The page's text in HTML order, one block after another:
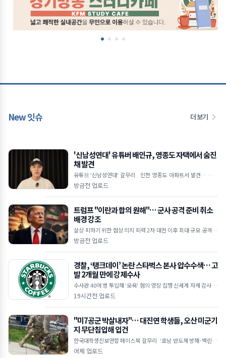
New 잇슈 더 보기
'신남성연대' 유튜버 배인규, 영종도 자택에서 숨진
채 발견
유튜브 '신남성연대' 갈무리 인천 영종도 아파트서 발견… 타살
혐의점 없어 반페미니즘·정치 현안 집회 주도했던 유튜버 우울증
방금전 업로드
트럼프 "이란과 합의 원해"… 군사 공격 준비 취소
배경 강조
살상 피하기 위한 협상 의지 피력 2차 대전 이후 최대 규모 공격 준
비 주장 호르무즈 해협 안전 항로 이란·오만 합의 임박 ■ 트럼프,
방금전 업로드
경찰, ‘탱크데이’ 논란 스타벅스 본사 압수수색… 고
발 2개월 만에 강제수사
수사관 40여 명 투입해 '모욕' 혐의 영장 집행 신세계 자체 감사 한
계 지적… 미제출 휴대전화 등 확보 주력 기획 고의성 및 관여 수준
19시간전 업로드
"미7공군 박살내자"… 대진연 학생들, 오산 미군기
지 무단침입해 입건
한국대학생진보연합 페이스북 갈무리 '호남 반도체 방해·백린 누
출' 주장하며 기지 기습 미군에 현행범 체포 후 경찰 인계… 묵비권
어제 업로드